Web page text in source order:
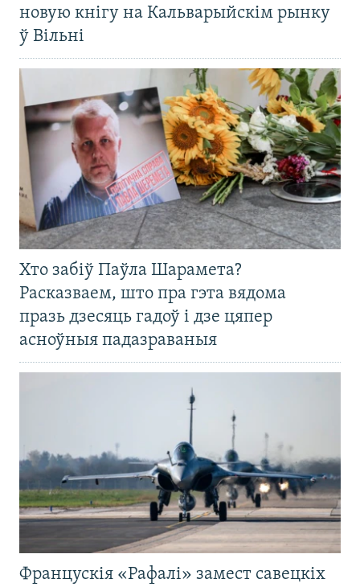
новую кнігу на Кальварыйскім рынку
ў Вільні
Хто забіў Паўла Шарамета?
Расказваем, што пра гэта вядома
празь дзесяць гадоў і дзе цяпер
асноўныя падазраваныя
Францускія «Рафалі» замест савецкіх